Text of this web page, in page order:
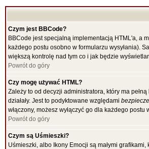
Czym jest BBCode?
BBCode jest specjalną implementacją HTML'a, a
każdego postu osobno w formularzu wysyłania).
większą kontrolę nad tym co i jak będzie
Powrót do góry
Czy mogę używać HTML?
Zależy to od decyzji administratora, który ma
działały. Jest to podyktowane względami
włączony, możesz wyłączyć go dla każdego
Powrót do góry
Czym są Uśmieszki?
Uśmieszki, albo Ikony Emocji są małymi